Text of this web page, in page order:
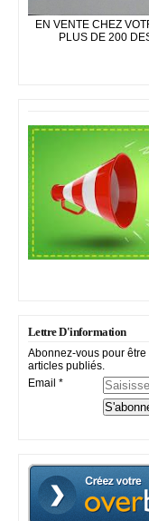
EN VENTE CHEZ
PLUS DE 200
Lettre D'information
Abonnez-vous pour
articles publiés.
Email